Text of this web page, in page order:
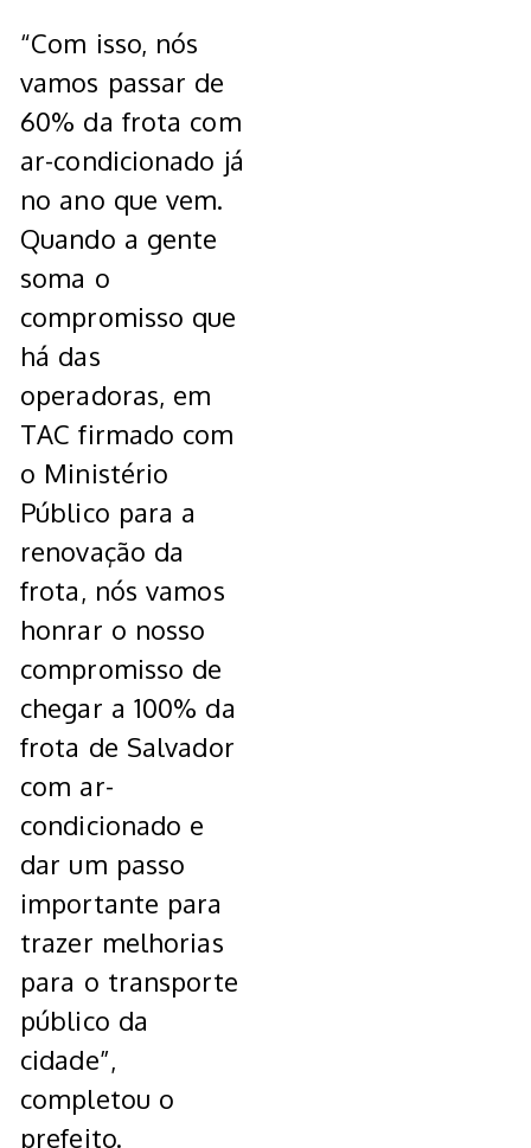
“Com isso, nós
vamos passar de
60% da frota com
ar-condicionado já
no ano que vem.
Quando a gente
soma o
compromisso que
há das
operadoras, em
TAC firmado com
o Ministério
Público para a
renovação da
frota, nós vamos
honrar o nosso
compromisso de
chegar a 100% da
frota de Salvador
com ar-
condicionado e
dar um passo
importante para
trazer melhorias
para o transporte
público da
cidade”,
completou o
prefeito.